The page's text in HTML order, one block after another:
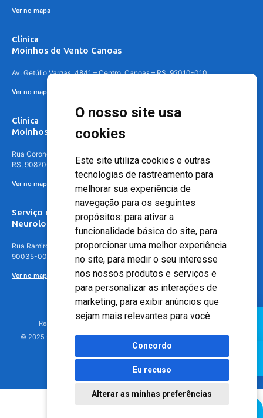
O nosso site usa
cookies
Este site utiliza cookies e outras
tecnologias de rastreamento para
melhorar sua experiência de
navegação para os seguintes
propósitos: para ativar a
funcionalidade básica do site, para
proporcionar uma melhor experiência
no site, para medir o seu interesse
nos nossos produtos e serviços e
para personalizar as interações de
marketing, para exibir anúncios que
sejam mais relevantes para você.
Concordo
Eu recuso
Alterar as minhas preferências
Ver no mapa
Clínica
Moinhos de Vento Canoas
Av. Getúlio Vargas, 4841 – Centro, Canoas – RS, 92010-010
Ver no mapa
Clínica
Moinhos de Vento - Teresópolis
Rua Coronel Aparício Borges, 250 - 3º andar - Teresópolis, Porto Alegre -
RS, 90870-016
Ver no mapa
Serviço de
Neurologia
Rua Ramiro Barcelos, 630 – 5º andar – Floresta, Porto Alegre – RS,
90035-001
Ver no mapa
Responsável Técnico: Dr. Luiz Antonio Nasi - CREMERS 11217
© 2025 - Hospital Moinhos de Vento - Registro Empresa (CRM-RS): 425